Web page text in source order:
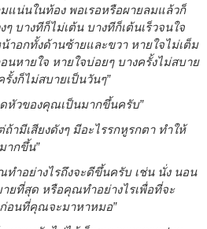
น่นในท้อง พอเรอหรือผายลมแล้วก็
บางทีก็ไม่เต้น บางทีก็เต้นเร็วจนใจ
าอกทั้งด้านซ้ายและขวา หายใจไม่เต็ม
นหายใจ หายใจบ่อยๆ บางครั้งไม่สบาย
รั้งก็ไม่สบายเป็นวันๆ”
หัวของคุณเป็นมากขึ้นครับ”
ามีเสียงดังๆ มีอะไรรกหูรกตา ทำให้
ากขึ้น”
ำอย่างไรถึงจะดีขึ้นครับ เช่น นั่ง นอน
ยที่สุด หรือคุณทำอย่างไรเพื่อที่จะ
อนที่คุณจะมาหาหมอ”